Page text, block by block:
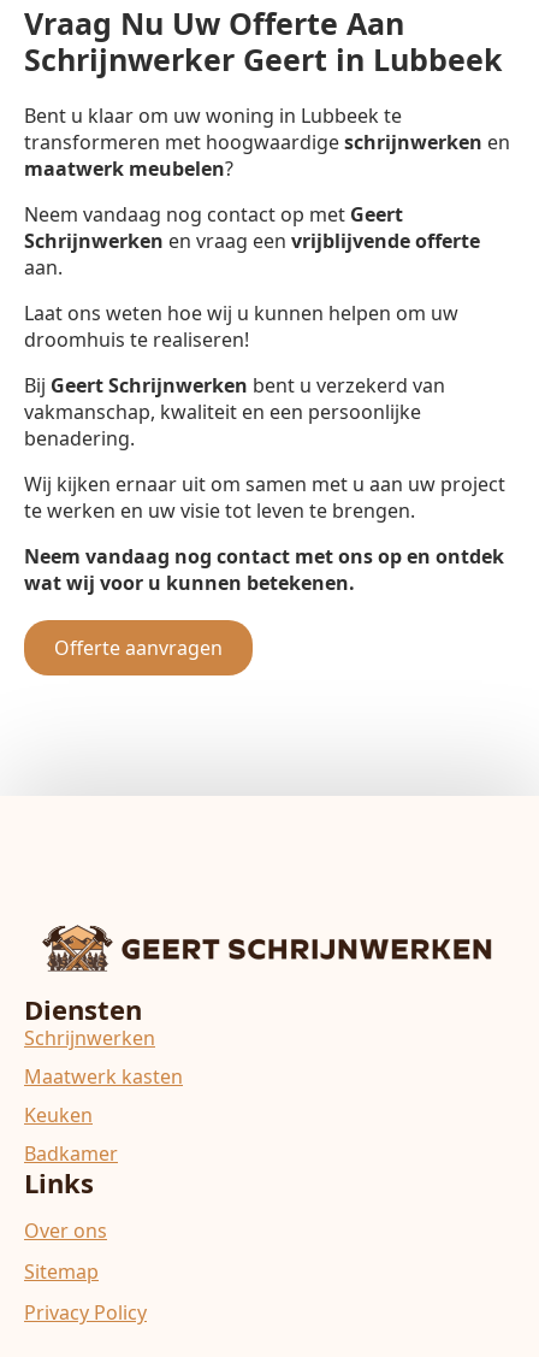
Vraag Nu Uw Offerte Aan
Schrijnwerker Geert in Lubbeek
Bent u klaar om uw woning in Lubbeek te
transformeren met hoogwaardigeschrijnwerken en
maatwerk meubelen?
Neem vandaag nog contact op met Geert
Schrijnwerken en vraag een vrijblijvende offerte
aan.
Laat ons weten hoe wij u kunnen helpen om uw
droomhuis te realiseren!
Bij Geert Schrijnwerken bent u verzekerd van
vakmanschap, kwaliteit en een persoonlijke
benadering.
Wij kijken ernaar uit om samen met u aan uw project
te werken en uw visie tot leven te brengen.
Neem vandaag nog contact met ons op en ontdek
wat wij voor u kunnen betekenen.
Offerte aanvragen
Diensten
Schrijnwerken
Maatwerk kasten
Keuken
Badkamer
Links
Over ons
Sitemap
Privacy Policy